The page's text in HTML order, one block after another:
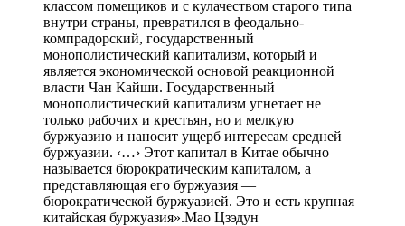
классом помещиков и с кулачеством старого типа
внутри страны, превратился в феодально-
компрадорский, государственный
монополистический капитализм, который и
является экономической основой реакционной
власти Чан Кайши. Государственный
монополистический капитализм угнетает не
только рабочих и крестьян, но и мелкую
буржуазию и наносит ущерб интересам средней
буржуазии. ‹…› Этот капитал в Китае обычно
называется бюрократическим капиталом, а
представляющая его буржуазия —
бюрократической буржуазией. Это и есть крупная
китайская буржуазия».Мао Цзэдун